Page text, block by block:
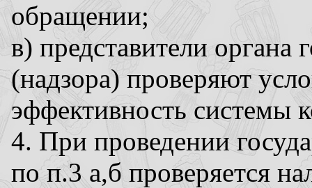
обращении;
в) представители органа
(надзора) проверяют
эффективность системы
4. При проведении
по п.3 а,б проверяется